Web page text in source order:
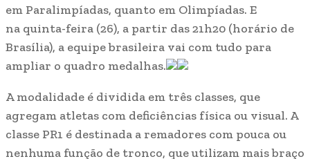
em Paralimpíadas, quanto em Olimpíadas. E
na quinta-feira (26), a partir das 21h20 (horário de
Brasília), a equipe brasileira vai com tudo para
ampliar o quadro medalhas.
A modalidade é dividida em três classes, que
agregam atletas com deficiências física ou visual. A
classe PR1 é destinada a remadores com pouca ou
nenhuma função de tronco, que utilizam mais braço